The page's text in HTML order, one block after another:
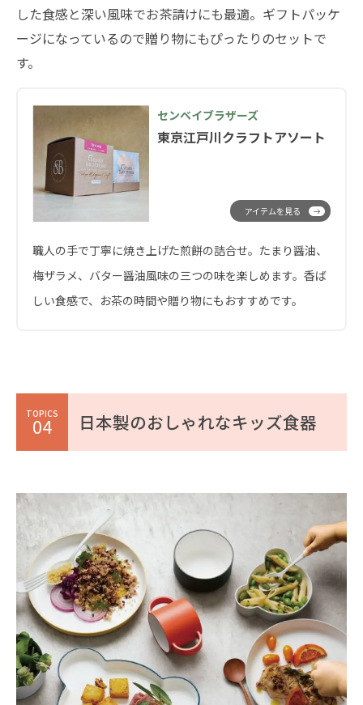
した食感と深い風味でお茶請けにも最適。ギフトパッケ
ージになっているので贈り物にもぴったりのセットで
す。
東京江戸川クラフトアソート
センベイブラザーズ
職人の手で丁寧に焼き上げた煎餅の詰合せ。たまり醤油、
梅ザラメ、バター醤油風味の三つの味を楽しめます。香ば
しい食感で、お茶の時間や贈り物にもおすすめです。
アイテムを見る
TOPICS
04 日本製のおしゃれなキッズ食器